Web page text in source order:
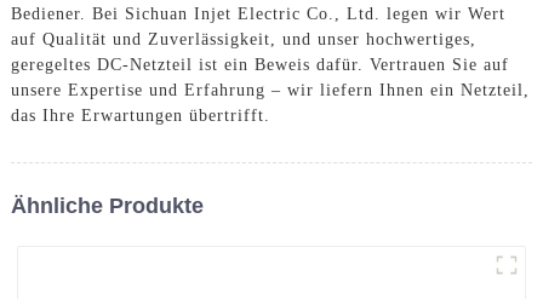
Bediener. Bei Sichuan Injet Electric Co., Ltd. legen wir Wert
auf Qualität und Zuverlässigkeit, und unser hochwertiges,
geregeltes DC-Netzteil ist ein Beweis dafür. Vertrauen Sie auf
unsere Expertise und Erfahrung – wir liefern Ihnen ein Netzteil,
das Ihre Erwartungen übertrifft.
Ähnliche Produkte